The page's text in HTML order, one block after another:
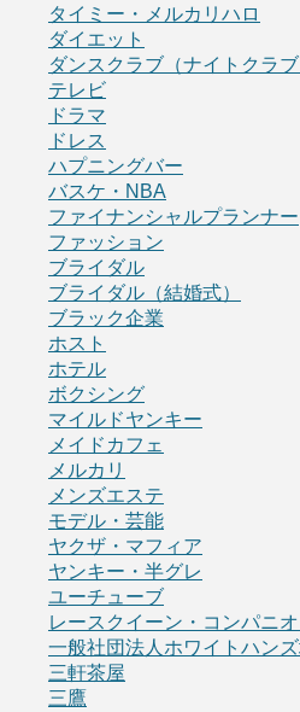
タイミー・メルカリハロ
ダイエット
ダンスクラブ（ナイトクラブ
テレビ
ドラマ
ドレス
ハプニングバー
バスケ・NBA
ファイナンシャルプランナー
ファッション
ブライダル
ブライダル（結婚式）
ブラック企業
ホスト
ホテル
ボクシング
マイルドヤンキー
メイドカフェ
メルカリ
メンズエステ
モデル・芸能
ヤクザ・マフィア
ヤンキー・半グレ
ユーチューブ
レースクイーン・コンパニ
一般社団法人ホワイトハン
三軒茶屋
三鷹